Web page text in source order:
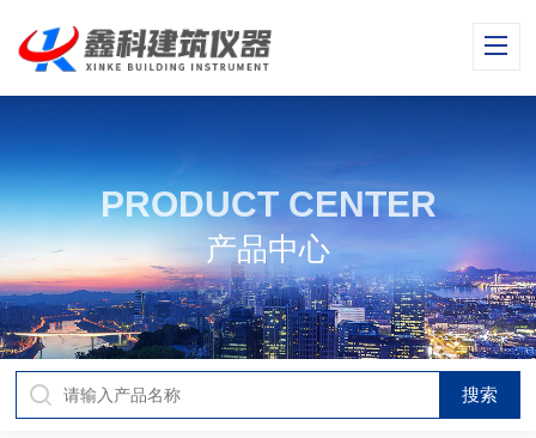
PRODUCT CENTER
产品中心